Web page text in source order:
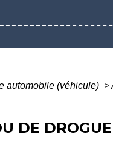
automobile (véhicule) >
DE